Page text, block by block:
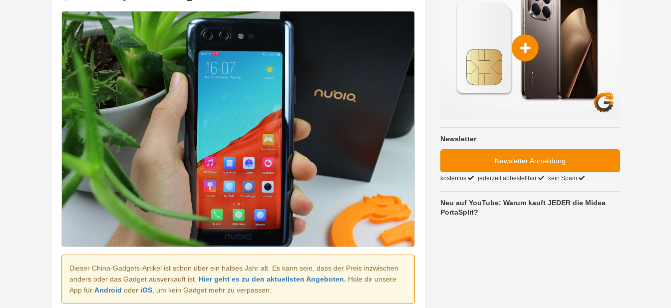
Dieser China-Gadgets-Artikel ist schon über ein halbes Jahr alt. Es kann sein, dass der Preis inzwischen
anders oder das Gadget ausverkauft ist. Hier geht es zu den aktuellsten Angeboten. Hole dir unsere
App für Android oder iOS , um kein Gadget mehr zu verpassen.
Newsletter
Newsletter Anmeldung
kostenlos jederzeit abbestellbar kein Spam
Neu auf YouTube: Warum kauft JEDER die Midea
PortaSplit?